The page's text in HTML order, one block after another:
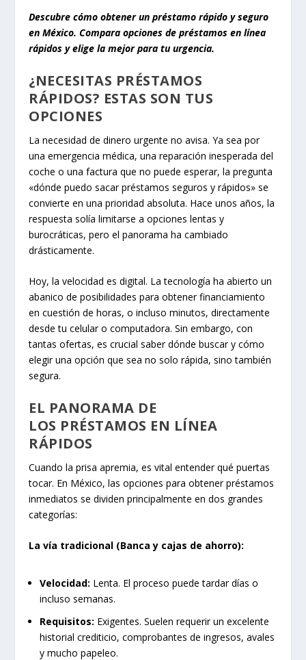
Descubre cómo obtener un préstamo rápido y seguro
en México. Compara opciones de préstamos en línea
rápidos y elige la mejor para tu urgencia.
¿NECESITAS PRÉSTAMOS
RÁPIDOS? ESTAS SON TUS
OPCIONES
La necesidad de dinero urgente no avisa. Ya sea por
una emergencia médica, una reparación inesperada del
coche o una factura que no puede esperar, la pregunta
«dónde puedo sacar préstamos seguros y rápidos» se
convierte en una prioridad absoluta. Hace unos años, la
respuesta solía limitarse a opciones lentas y
burocráticas, pero el panorama ha cambiado
drásticamente.
Hoy, la velocidad es digital. La tecnología ha abierto un
abanico de posibilidades para obtener financiamiento
en cuestión de horas, o incluso minutos, directamente
desde tu celular o computadora. Sin embargo, con
tantas ofertas, es crucial saber dónde buscar y cómo
elegir una opción que sea no solo rápida, sino también
segura.
EL PANORAMA DE
LOS PRÉSTAMOS EN LÍNEA
RÁPIDOS
Cuando la prisa apremia, es vital entender qué puertas
tocar. En México, las opciones para obtener préstamos
inmediatos se dividen principalmente en dos grandes
categorías:
La vía tradicional (Banca y cajas de ahorro):
Velocidad: Lenta. El proceso puede tardar días o
incluso semanas.
Requisitos: Exigentes. Suelen requerir un excelente
historial crediticio, comprobantes de ingresos, avales
y mucho papeleo.